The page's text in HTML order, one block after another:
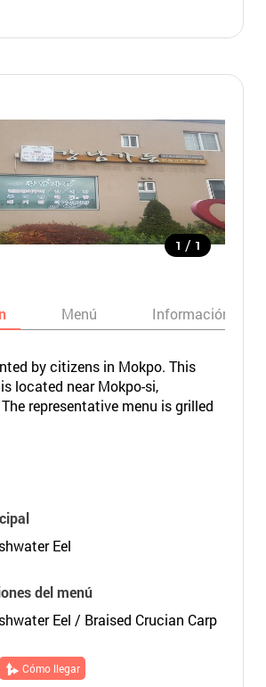
1 / 1
Menú Información
by citizens in Mokpo. This
located near Mokpo-si,
representative menu is grilled
Eel
del menú
Eel / Braised Crucian Carp
Cómo llegar